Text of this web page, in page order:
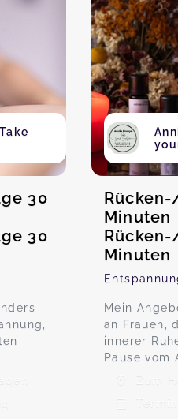
30
30
Minuten
Minuten
Mein
an Frauen,
innerer
Pause vom
Zum